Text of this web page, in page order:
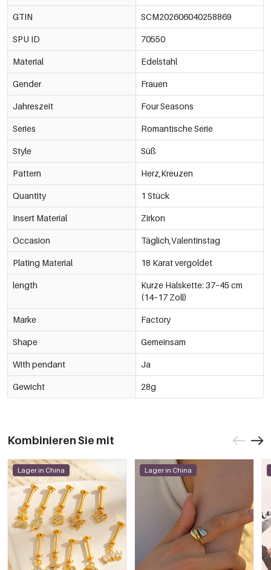
GTIN SCM202606040258869
SPU ID 70550
Material Edelstahl
Gender Frauen
Jahreszeit Four Seasons
Series Romantische Serie
Style Süß
Pattern Herz,Kreuzen
Quantity 1 Stück
Insert Material Zirkon
Occasion Täglich,Valentinstag
Plating Material 18 Karat vergoldet
length
Kurze Halskette: 37–45 cm
(14–17 Zoll)
Marke Factory
Shape Gemeinsam
With pendant Ja
Gewicht 28g
Kombinieren Sie mit
Lager in China Lager in China